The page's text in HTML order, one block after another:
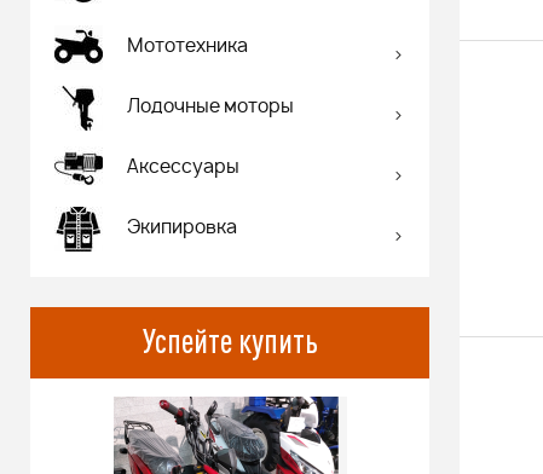
Мототехника
Лодочные моторы
Аксессуары
Экипировка
Успейте купить